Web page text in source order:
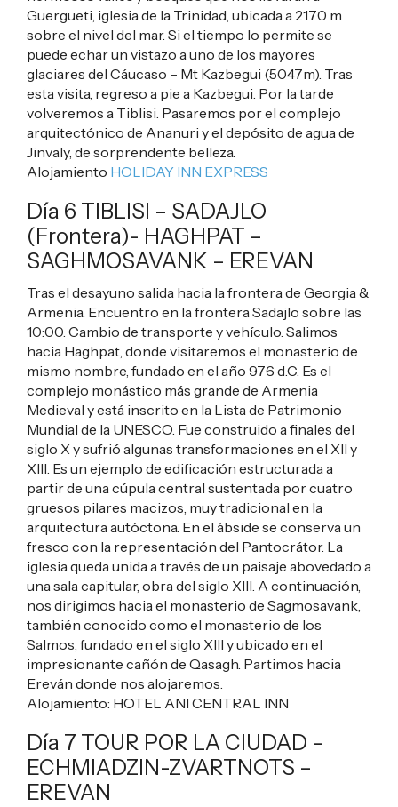
Guergueti, iglesia de la Trinidad, ubicada a 2170 m
sobre el nivel del mar. Si el tiempo lo permite se
puede echar un vistazo a uno de los mayores
glaciares del Cáucaso – Mt Kazbegui (5047m). Tras
esta visita, regreso a pie a Kazbegui. Por la tarde
volveremos a Tiblisi. Pasaremos por el complejo
arquitectónico de Ananuri y el depósito de agua de
Jinvaly, de sorprendente belleza.
Alojamiento HOLIDAY INN EXPRESS
Día 6 TIBLISI – SADAJLO
(Frontera)- HAGHPAT –
SAGHMOSAVANK – EREVAN
Tras el desayuno salida hacia la frontera de Georgia &
Armenia. Encuentro en la frontera Sadajlo sobre las
10:00. Cambio de transporte y vehículo. Salimos
hacia Haghpat, donde visitaremos el monasterio de
mismo nombre, fundado en el año 976 d.C. Es el
complejo monástico más grande de Armenia
Medieval y está inscrito en la Lista de Patrimonio
Mundial de la UNESCO. Fue construido a finales del
siglo X y sufrió algunas transformaciones en el XII y
XIII. Es un ejemplo de edificación estructurada a
partir de una cúpula central sustentada por cuatro
gruesos pilares macizos, muy tradicional en la
arquitectura autóctona. En el ábside se conserva un
fresco con la representación del Pantocrátor. La
iglesia queda unida a través de un paisaje abovedado a
una sala capitular, obra del siglo XIII. A continuación,
nos dirigimos hacia el monasterio de Sagmosavank,
también conocido como el monasterio de los
Salmos, fundado en el siglo XIII y ubicado en el
impresionante cañón de Qasagh. Partimos hacia
Ereván donde nos alojaremos.
Alojamiento: HOTEL ANI CENTRAL INN
Día 7 TOUR POR LA CIUDAD –
ECHMIADZIN-ZVARTNOTS –
EREVAN